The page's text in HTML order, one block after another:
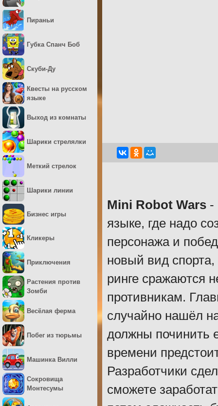
Mini Robot Wars -
языке, где надо
персонажа и
новый вид спорта,
ринге сражаются
противникам.
случайно нашёл
должны починить
времени
Разработчики
сможете
Пираньи
Губка Спанч Боб
Скуби-Ду
Квесты на русском
языке
Выход из комнаты
Шарики стрелялки
Меткий стрелок
Шарики линии
Бизнес игры
Кликеры
Приключения
Растения против
Зомби
Весёлая ферма
Побег из тюрьмы
Машинка Вилли
Сокровища
Монтесумы